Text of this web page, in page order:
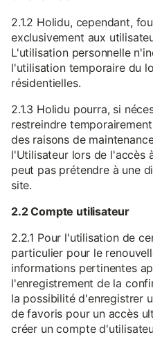
2.1.2 Holidu, cependant,
exclusivement aux
L'utilisation personnelle
l'utilisation temporaire du
résidentielles.
2.1.3 Holidu pourra, si
restreindre
des raisons de
l'Utilisateur lors de l'accès
peut pas prétendre à une
site.
2.2 Compte utilisateur
2.2.1 Pour l'utilisation de
particulier pour le
informations pertinentes
l'enregistrement de la
la possibilité d'enregistrer
de favoris pour un accès
créer un compte